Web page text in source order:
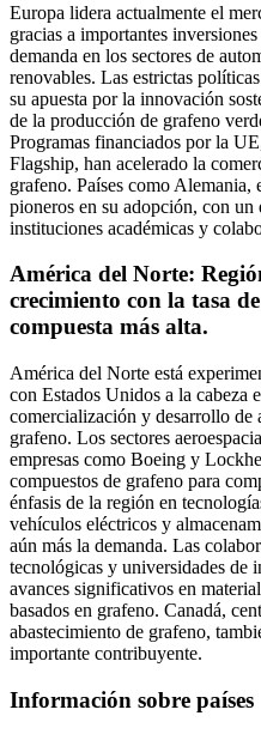
Europa lidera actualmente el
gracias a importantes
demanda en los sectores de
renovables. Las estrictas
su apuesta por la innovación
de la producción de grafeno
Programas financiados por la
Flagship, han acelerado la
grafeno. Países como
pioneros en su adopción, con un
instituciones académicas y
América del Norte:
crecimiento con la tasa
compuesta más alta.
América del Norte está
con Estados Unidos a la cabeza
comercialización y desarrollo de
grafeno. Los sectores
empresas como Boeing y
compuestos de grafeno para
énfasis de la región en
vehículos eléctricos y
aún más la demanda. Las
tecnológicas y universidades de
avances significativos en
basados ​​en grafeno. Canadá,
abastecimiento de grafeno,
importante contribuyente.
Información sobre países